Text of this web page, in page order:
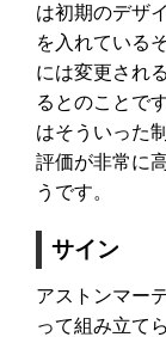
は初期のデザ
を入れている
には変更され
るとのことで
はそういった
評価が非常に
うです。
サイン
アストンマー
って組み立て